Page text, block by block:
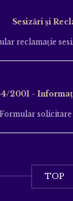
Sesizări și
reclamație
2001 -
Formular
TOP